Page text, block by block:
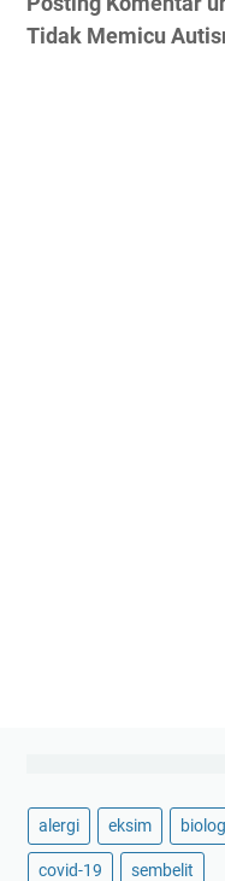
Tidak Memicu
alergi eksim
covid-19 sembelit